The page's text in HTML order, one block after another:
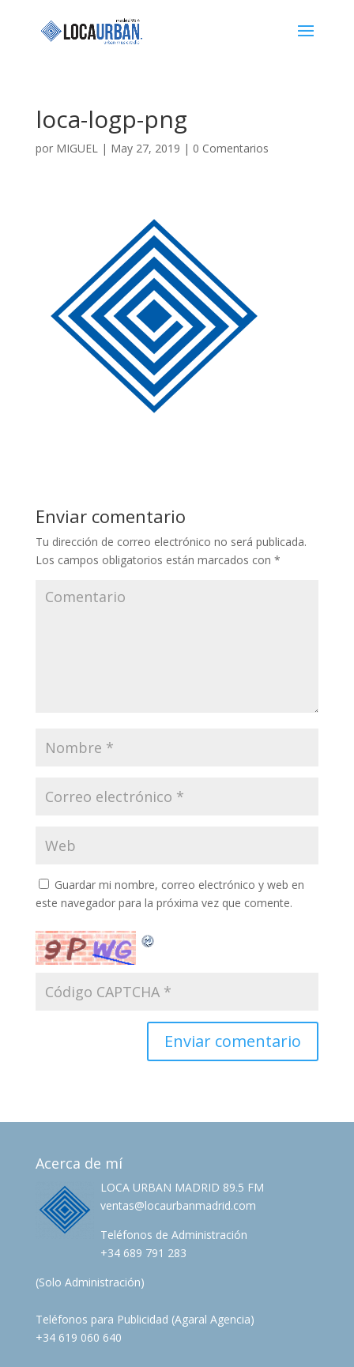
loca-logp-png
por MIGUEL| May 27, 2019 | 0 Comentarios
Enviar comentario
Tu dirección de correo electrónico no será publicada.
Los campos obligatorios están marcados con *
Guardar mi nombre, correo electrónico y web en
este navegador para la próxima vez que comente.
Acerca de mí
LOCA URBAN MADRID 89.5 FM
ventas@locaurbanmadrid.com
Teléfonos de Administración
+34 689 791 283
(Solo Administración)
Teléfonos para Publicidad (Agaral Agencia)
+34 619 060 640